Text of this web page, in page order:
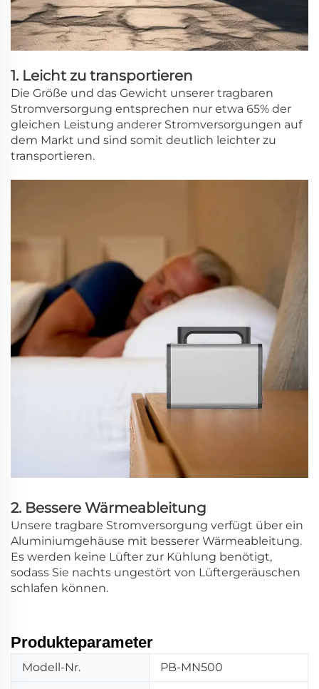
1. Leicht zu transportieren
Die Größe und das Gewicht unserer tragbaren
Stromversorgung entsprechen nur etwa 65% der
gleichen Leistung anderer Stromversorgungen auf
dem Markt und sind somit deutlich leichter zu
transportieren.
2. Bessere Wärmeableitung
Unsere tragbare Stromversorgung verfügt über ein
Aluminiumgehäuse mit besserer Wärmeableitung.
Es werden keine Lüfter zur Kühlung benötigt,
sodass Sie nachts ungestört von Lüftergeräuschen
schlafen können.
Produkteparameter
Modell-Nr. PB-MN500